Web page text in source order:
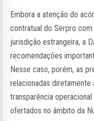
Embora a atenção do
contratual do Serpro
jurisdição estrangeira, a
recomendações
Nesse caso, porém, as
relacionadas diretamente
transparência
ofertados no âmbito da